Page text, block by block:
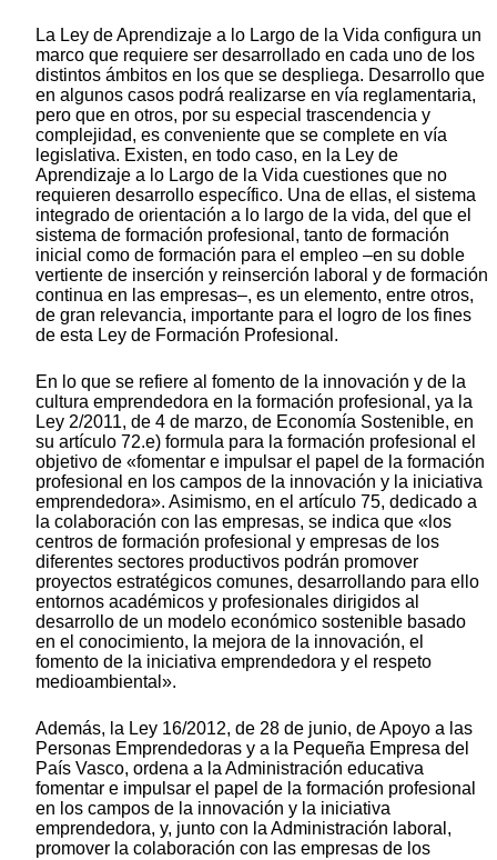
La Ley de Aprendizaje a lo Largo de la Vida configura un
marco que requiere ser desarrollado en cada uno de los
distintos ámbitos en los que se despliega. Desarrollo que
en algunos casos podrá realizarse en vía reglamentaria,
pero que en otros, por su especial trascendencia y
complejidad, es conveniente que se complete en vía
legislativa. Existen, en todo caso, en la Ley de
Aprendizaje a lo Largo de la Vida cuestiones que no
requieren desarrollo específico. Una de ellas, el sistema
integrado de orientación a lo largo de la vida, del que el
sistema de formación profesional, tanto de formación
inicial como de formación para el empleo –en su doble
vertiente de inserción y reinserción laboral y de formación
continua en las empresas–, es un elemento, entre otros,
de gran relevancia, importante para el logro de los fines
de esta Ley de Formación Profesional.
En lo que se refiere al fomento de la innovación y de la
cultura emprendedora en la formación profesional, ya la
Ley 2/2011, de 4 de marzo, de Economía Sostenible, en
su artículo 72.e) formula para la formación profesional el
objetivo de «fomentar e impulsar el papel de la formación
profesional en los campos de la innovación y la iniciativa
emprendedora». Asimismo, en el artículo 75, dedicado a
la colaboración con las empresas, se indica que «los
centros de formación profesional y empresas de los
diferentes sectores productivos podrán promover
proyectos estratégicos comunes, desarrollando para ello
entornos académicos y profesionales dirigidos al
desarrollo de un modelo económico sostenible basado
en el conocimiento, la mejora de la innovación, el
fomento de la iniciativa emprendedora y el respeto
medioambiental».
Además, la Ley 16/2012, de 28 de junio, de Apoyo a las
Personas Emprendedoras y a la Pequeña Empresa del
País Vasco, ordena a la Administración educativa
fomentar e impulsar el papel de la formación profesional
en los campos de la innovación y la iniciativa
emprendedora, y, junto con la Administración laboral,
promover la colaboración con las empresas de los